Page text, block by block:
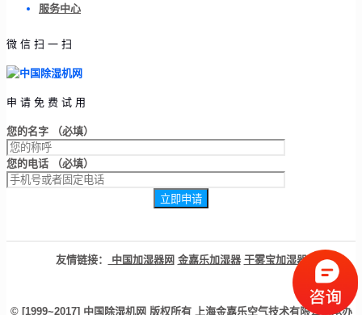
服务中心
微信扫一扫
申请免费试用
您的名字 （必填）
您的电话 （必填）
友情链接： 中国加湿器网 金嘉乐加湿器 干雾宝加湿器
© [1999~2017] 中国除湿机网 版权所有 上海金嘉乐空气技术有限公司承办